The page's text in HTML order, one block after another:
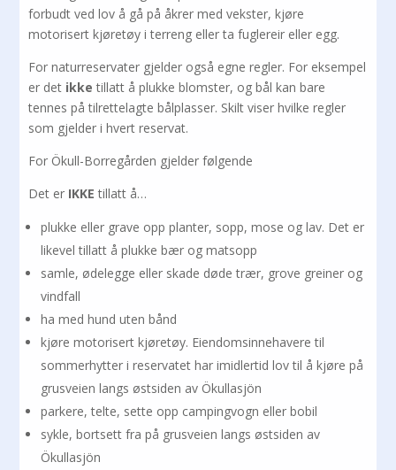
forbudt ved lov å gå på åkrer med vekster, kjøre
motorisert kjøretøy i terreng eller ta fuglereir eller egg.
For naturreservater gjelder også egne regler. For eksempel
er det ikketillatt å plukke blomster, og bål kan bare
tennes på tilrettelagte bålplasser. Skilt viser hvilke regler
som gjelder i hvert reservat.
For Ökull-Borregården gjelder følgende
Det er IKKEtillatt å…
plukke eller grave opp planter, sopp, mose og lav. Det er
likevel tillatt å plukke bær og matsopp
samle, ødelegge eller skade døde trær, grove greiner og
vindfall
ha med hund uten bånd
kjøre motorisert kjøretøy. Eiendomsinnehavere til
sommerhytter i reservatet har imidlertid lov til å kjøre på
grusveien langs østsiden av Ökullasjön
parkere, telte, sette opp campingvogn eller bobil
sykle, bortsett fra på grusveien langs østsiden av
Ökullasjön